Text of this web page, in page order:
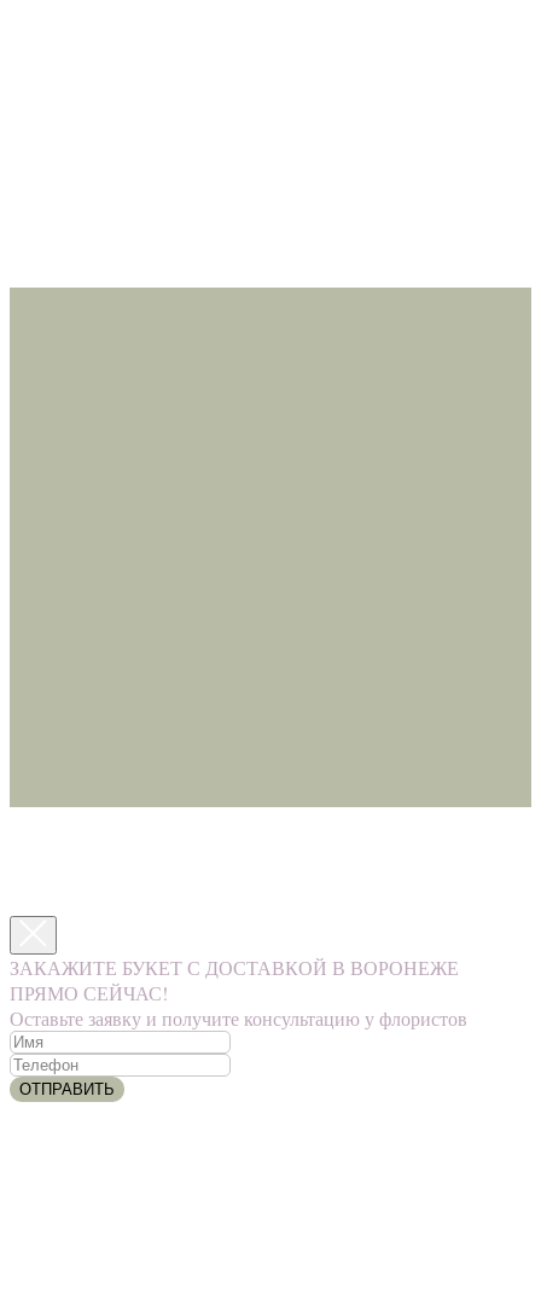
ЗАКАЖИТЕ БУКЕТ С ДОСТАВКОЙ В ВОРОНЕЖЕ
ПРЯМО СЕЙЧАС!
Оставьте заявку и получите консультацию у флористов
ОТПРАВИТЬ